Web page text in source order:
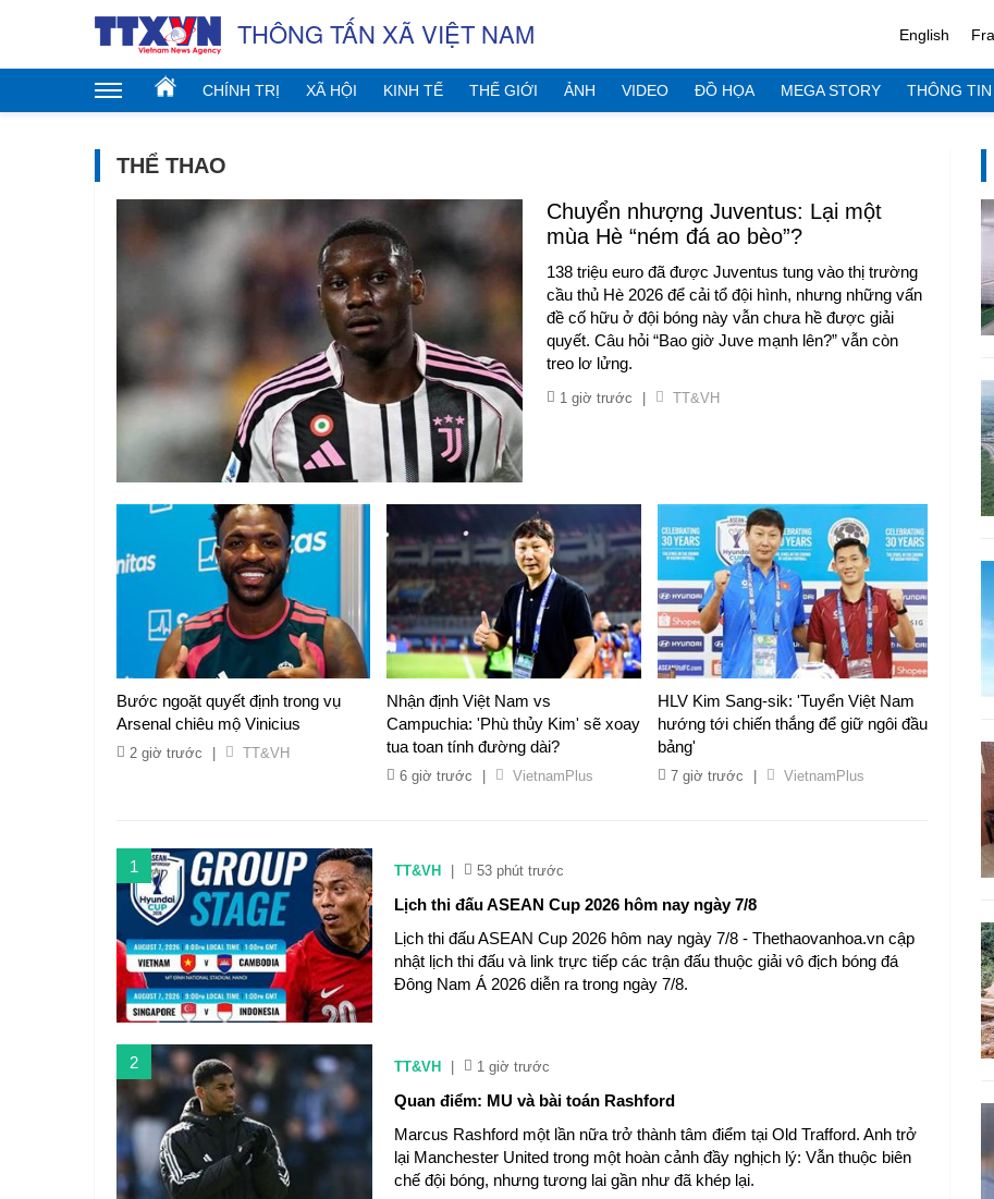
THÔNG TẤN XÃ VIỆT NAM English
CHÍNH TRỊ XÃ HỘI KINH TẾ THẾ GIỚI ẢNH VIDEO ĐỒ HỌA MEGA STORY THÔNG
THỂ THAO
Chuyển nhượng Juventus: Lại một
mùa Hè “ném đá ao bèo”?
138 triệu euro đã được Juventus tung vào thị trường
cầu thủ Hè 2026 để cải tổ đội hình, nhưng những vấn
đề cố hữu ở đội bóng này vẫn chưa hề được giải
quyết. Câu hỏi “Bao giờ Juve mạnh lên?” vẫn còn
treo lơ lửng.
1 giờ trước TT&VH
Bước ngoặt quyết định trong vụ
Arsenal chiêu mộ Vinicius
2 giờ trước TT&VH
Nhận định Việt Nam vs
Campuchia: 'Phù thủy Kim' sẽ xoay
tua toan tính đường dài?
6 giờ trước VietnamPlus
HLV Kim Sang-sik: 'Tuyển Việt Nam
hướng tới chiến thắng để giữ ngôi đầu
bảng'
7 giờ trước VietnamPlus
1 TT&VH 53 phút trước
Lịch thi đấu ASEAN Cup 2026 hôm nay ngày 7/8
Lịch thi đấu ASEAN Cup 2026 hôm nay ngày 7/8 - Thethaovanhoa.vn cập
nhật lịch thi đấu và link trực tiếp các trận đấu thuộc giải vô địch bóng đá
Đông Nam Á 2026 diễn ra trong ngày 7/8.
2 TT&VH 1 giờ trước
Quan điểm: MU và bài toán Rashford
Marcus Rashford một lần nữa trở thành tâm điểm tại Old Trafford. Anh trở
lại Manchester United trong một hoàn cảnh đầy nghịch lý: Vẫn thuộc biên
chế đội bóng, nhưng tương lai gần như đã khép lại.